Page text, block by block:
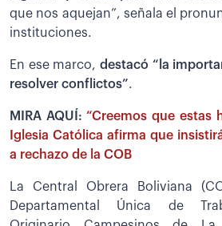
que nos aquejan”, señala el
instituciones.
En ese marco, destacó “la
resolver conflictos”.
MIRA AQUÍ:“Creemos que estas
Iglesia Católica afirma que
a rechazo de la COB
La Central Obrera Boliviana
Departamental Única de